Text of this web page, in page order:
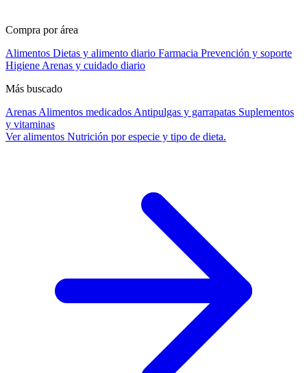
Compra por área
Alimentos Dietas y alimento diario Farmacia Prevención y soporte
Higiene Arenas y cuidado diario
Más buscado
Arenas Alimentos medicados Antipulgas y garrapatas Suplementos
y vitaminas
Ver alimentos Nutrición por especie y tipo de dieta.